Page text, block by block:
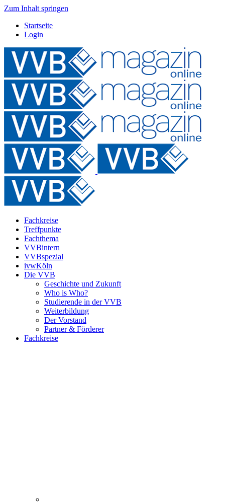
Zum Inhalt springen
Startseite
Login
Fachkreise
Treffpunkte
Fachthema
VVBintern
VVBspezial
ivwKöln
Die VVB
Geschichte und Zukunft
Who is Who?
Studierende in der VVB
Weiterbildung
Der Vorstand
Partner & Förderer
Fachkreise